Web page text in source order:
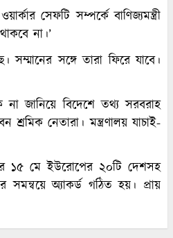
সেফটি সম্পর্কে বাণিজ্যমন্ত্রী
না।’
সম্মানের সঙ্গে তারা ফিরে যাবে।
জানিয়ে বিদেশে তথ্য সরবরাহ
নেতারা। মন্ত্রণালয় যাচাই-
১৫ মে ইউরোপের ২০টি দেশসহ
সমন্বয়ে অ্যাকর্ড গঠিত হয়। প্রায়